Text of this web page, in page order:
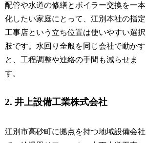
配管や水道の修繕とボイラー交換を一本
化したい家庭にとって、江別本社の指定
工事店という立ち位置は使いやすい選択
肢です。水回り全般を同じ会社で動かす
と、工程調整や連絡の手間も減らせま
す。
2. 井上設備工業株式会社
江別市高砂町に拠点を持つ地域設備会社